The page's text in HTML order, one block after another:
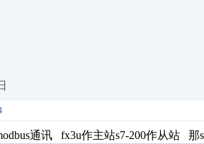
通讯 fx3u作主站s7-200作从站